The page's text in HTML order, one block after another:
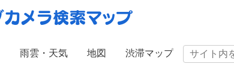
雨雲・天気 地図 渋滞マップ